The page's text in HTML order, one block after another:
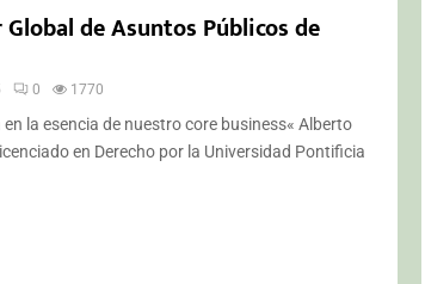
de Asuntos Públicos de
0 1770
la esencia de nuestro core business« Alberto
en Derecho por la Universidad Pontificia